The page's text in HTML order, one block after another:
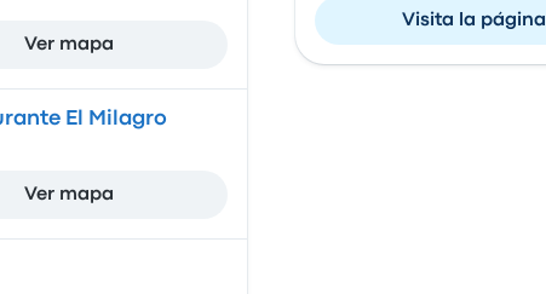
Ver mapa
El Milagro
Ver mapa
Visita la página